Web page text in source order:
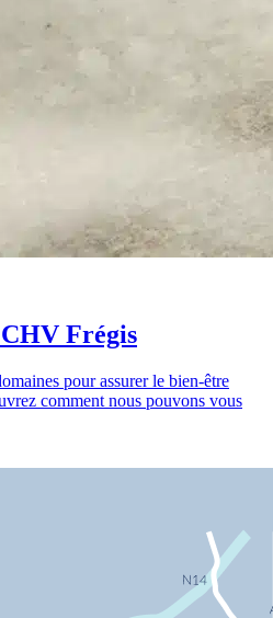
Frégis
pour assurer le bien-être
comment nous pouvons vous